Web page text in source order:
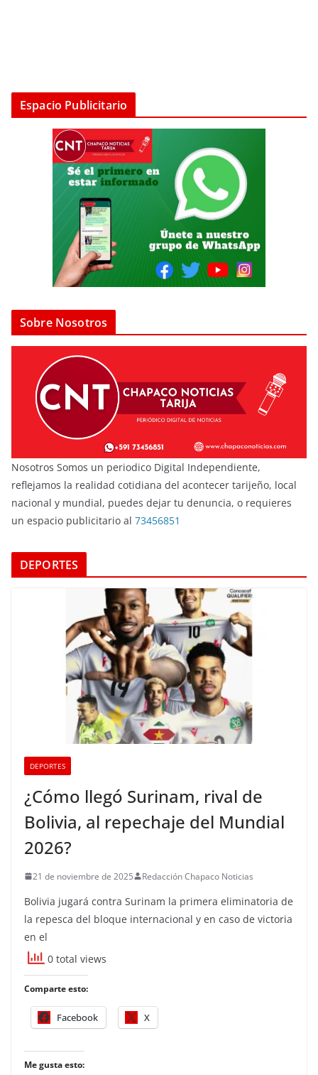
Espacio Publicitario
Sobre Nosotros
Nosotros Somos un periodico Digital Independiente,
reflejamos la realidad cotidiana del acontecer tarijeño, local
nacional y mundial, puedes dejar tu denuncia, o requieres
un espacio publicitario al 73456851
DEPORTES
DEPORTES
¿Cómo llegó Surinam, rival de
Bolivia, al repechaje del Mundial
2026?
21 de noviembre de 2025 Redacción Chapaco Noticias
Bolivia jugará contra Surinam la primera eliminatoria de
la repesca del bloque internacional y en caso de victoria
en el
0 total views
Comparte esto:
Facebook X
Me gusta esto: